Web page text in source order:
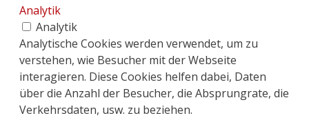
Analytik
Analytik
Analytische Cookies werden verwendet, um zu
verstehen, wie Besucher mit der Webseite
interagieren. Diese Cookies helfen dabei, Daten
über die Anzahl der Besucher, die Absprungrate, die
Verkehrsdaten, usw. zu beziehen.